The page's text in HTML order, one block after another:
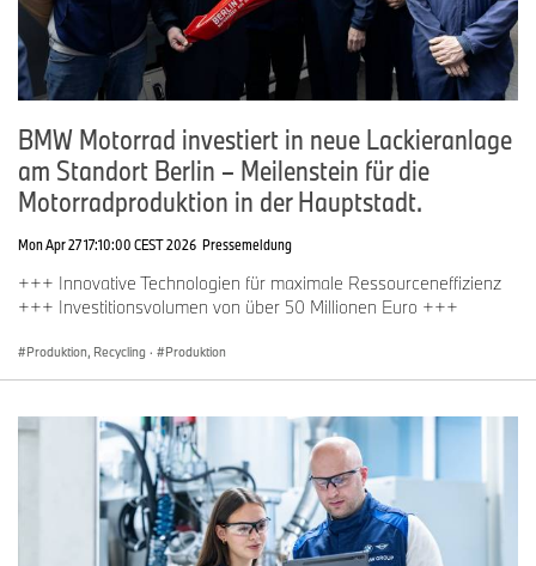
BMW Motorrad investiert in neue Lackieranlage
am Standort Berlin – Meilenstein für die
Motorradproduktion in der Hauptstadt.
Mon Apr 27 17:10:00 CEST 2026 Pressemeldung
+++ Innovative Technologien für maximale Ressourceneffizienz
+++ Investitionsvolumen von über 50 Millionen Euro +++
Produktion, Recycling · Produktion